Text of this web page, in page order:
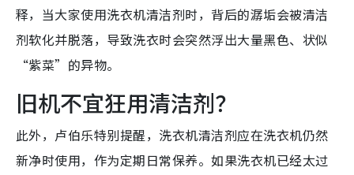
释，当大家使用洗衣机清洁剂时，背后的潺垢会被清洁
剂软化并脱落，导致洗衣时会突然浮出大量黑色、状似
“紫菜”的异物。
旧机不宜狂用清洁剂？
此外，卢伯乐特别提醒，洗衣机清洁剂应在洗衣机仍然
新净时使用，作为定期日常保养。如果洗衣机已经太过